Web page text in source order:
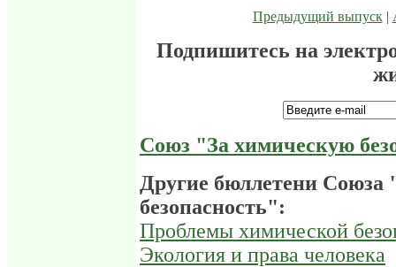
Предыдущий выпуск|
Подпишитесь на
Союз "За химическую
Другие бюллетени Союза
безопасность":
Проблемы химической
Экология и права человека